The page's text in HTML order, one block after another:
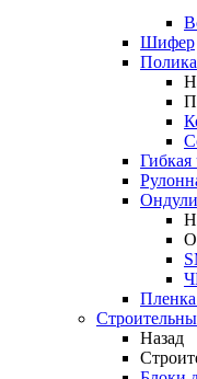
Шифер
Пленка
Назад